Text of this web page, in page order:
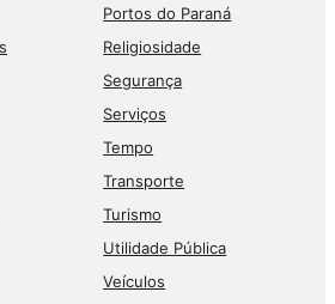
Portos do Paraná
Religiosidade
Segurança
Serviços
Tempo
Transporte
Turismo
Utilidade Pública
Veículos